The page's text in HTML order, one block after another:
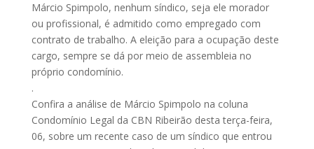
Márcio Spimpolo, nenhum síndico, seja ele morador
ou profissional, é admitido como empregado com
contrato de trabalho. A eleição para a ocupação deste
cargo, sempre se dá por meio de assembleia no
próprio condomínio. ⠀
.⠀
Confira a análise de Márcio Spimpolo na coluna
Condomínio Legal da CBN Ribeirão desta terça-feira,
06, sobre um recente caso de um síndico que entrou